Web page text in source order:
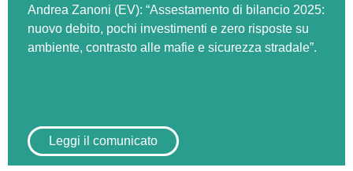
Andrea Zanoni (EV): “Assestamento di bilancio 2025:
nuovo debito, pochi investimenti e zero risposte su
ambiente, contrasto alle mafie e sicurezza stradale”.
Leggi il comunicato